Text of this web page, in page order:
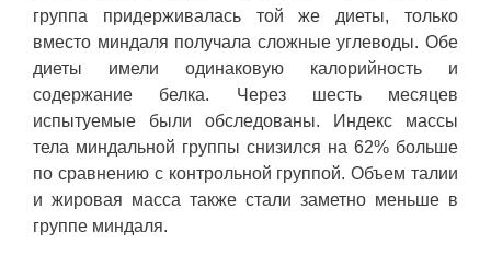
группа придерживалась той же диеты, только
вместо миндаля получала сложные углеводы. Обе
диеты имели одинаковую калорийность и
содержание белка. Через шесть месяцев
испытуемые были обследованы. Индекс массы
тела миндальной группы снизился на 62% больше
по сравнению с контрольной группой. Объем талии
и жировая масса также стали заметно меньше в
группе миндаля.